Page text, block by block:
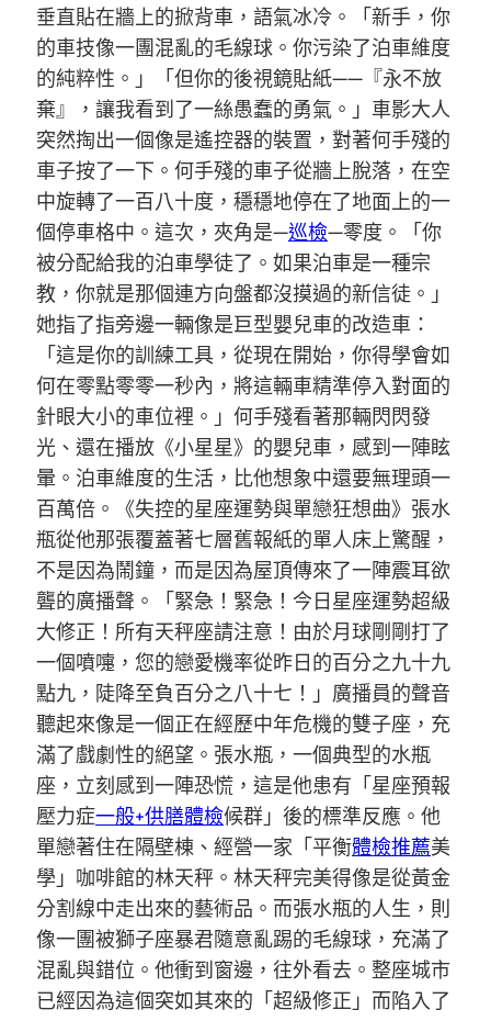
垂直貼在牆上的掀背車，語氣冰冷。「新手，你
的車技像一團混亂的毛線球。你污染了泊車維度
的純粹性。」「但你的後視鏡貼紙——『永不放
棄』，讓我看到了一絲愚蠢的勇氣。」車影大人
突然掏出一個像是遙控器的裝置，對著何手殘的
車子按了一下。何手殘的車子從牆上脫落，在空
中旋轉了一百八十度，穩穩地停在了地面上的一
個停車格中。這次，夾角是—巡檢—零度。「你
被分配給我的泊車學徒了。如果泊車是一種宗
教，你就是那個連方向盤都沒摸過的新信徒。」
她指了指旁邊一輛像是巨型嬰兒車的改造車：
「這是你的訓練工具，從現在開始，你得學會如
何在零點零零一秒內，將這輛車精準停入對面的
針眼大小的車位裡。」何手殘看著那輛閃閃發
光、還在播放《小星星》的嬰兒車，感到一陣眩
暈。泊車維度的生活，比他想象中還要無理頭一
百萬倍。《失控的星座運勢與單戀狂想曲》張水
瓶從他那張覆蓋著七層舊報紙的單人床上驚醒，
不是因為鬧鐘，而是因為屋頂傳來了一陣震耳欲
聾的廣播聲。「緊急！緊急！今日星座運勢超級
大修正！所有天秤座請注意！由於月球剛剛打了
一個噴嚏，您的戀愛機率從昨日的百分之九十九
點九，陡降至負百分之八十七！」廣播員的聲音
聽起來像是一個正在經歷中年危機的雙子座，充
滿了戲劇性的絕望。張水瓶，一個典型的水瓶
座，立刻感到一陣恐慌，這是他患有「星座預報
壓力症一般+供膳體檢候群」後的標準反應。他
單戀著住在隔壁棟、經營一家「平衡體檢推薦美
學」咖啡館的林天秤。林天秤完美得像是從黃金
分割線中走出來的藝術品。而張水瓶的人生，則
像一團被獅子座暴君隨意亂踢的毛線球，充滿了
混亂與錯位。他衝到窗邊，往外看去。整座城市
已經因為這個突如其來的「超級修正」而陷入了